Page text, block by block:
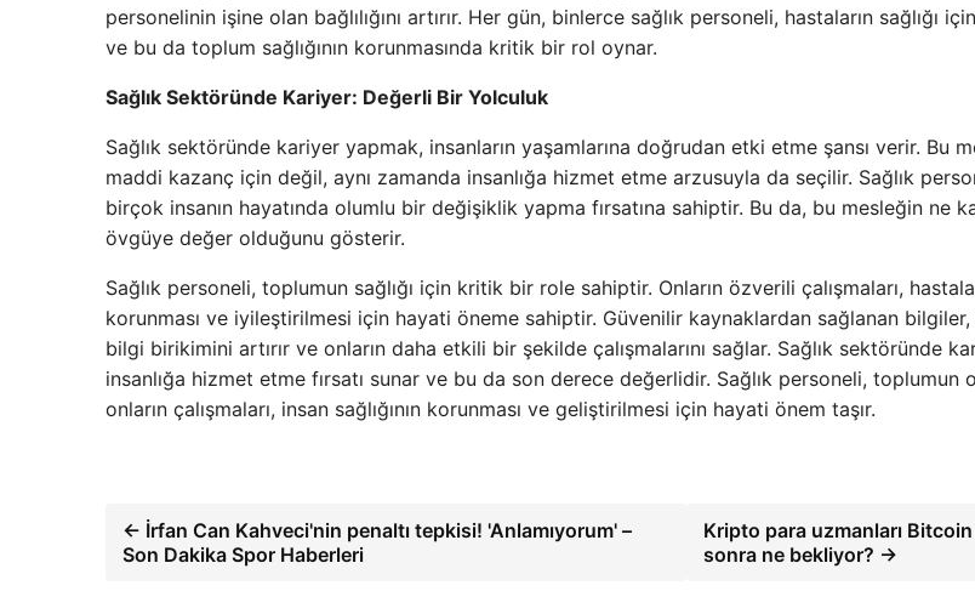
personelinin işine olan bağlılığını artırır. Her gün, binlerce sağlık personeli, hastaların sağlığı
ve bu da toplum sağlığının korunmasında kritik bir rol oynar.
Sağlık Sektöründe Kariyer: Değerli Bir Yolculuk
Sağlık sektöründe kariyer yapmak, insanların yaşamlarına doğrudan etki etme şansı verir. Bu
maddi kazanç için değil, aynı zamanda insanlığa hizmet etme arzusuyla da seçilir. Sağlık
birçok insanın hayatında olumlu bir değişiklik yapma fırsatına sahiptir. Bu da, bu mesleğin ne
övgüye değer olduğunu gösterir.
Sağlık personeli, toplumun sağlığı için kritik bir role sahiptir. Onların özverili çalışmaları,
korunması ve iyileştirilmesi için hayati öneme sahiptir. Güvenilir kaynaklardan sağlanan bilgiler,
bilgi birikimini artırır ve onların daha etkili bir şekilde çalışmalarını sağlar. Sağlık sektöründe
insanlığa hizmet etme fırsatı sunar ve bu da son derece değerlidir. Sağlık personeli, toplumun
onların çalışmaları, insan sağlığının korunması ve geliştirilmesi için hayati önem taşır.
← İrfan Can Kahveci'nin penaltı tepkisi! 'Anlamıyorum' –
Son Dakika Spor Haberleri
Kripto para uzmanları
sonra ne bekliyor? →